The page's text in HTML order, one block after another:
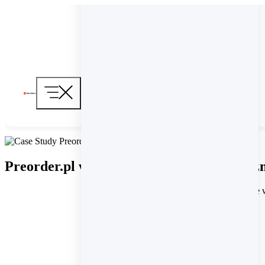
Moda i
Elektronika
Preorder.pl w nowej odsłonie – jak PWA